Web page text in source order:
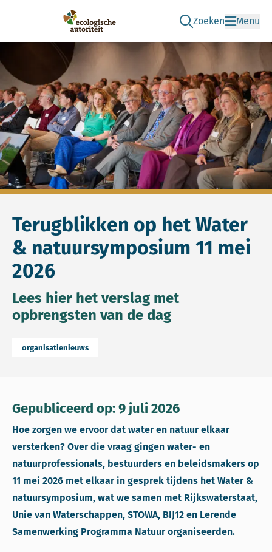
Ecologische Autoriteit
Zoeken
Ga naar de zoek
Menu
Terugblikken op het Water
& natuursymposium 11 mei
2026
Lees hier het verslag met
opbrengsten van de dag
organisatienieuws
Gepubliceerd op: 9 juli 2026
Hoe zorgen we ervoor dat water en natuur elkaar
versterken? Over die vraag gingen water- en
natuurprofessionals, bestuurders en beleidsmakers op
11 mei 2026 met elkaar in gesprek tijdens het Water &
natuursymposium, wat we samen met Rijkswaterstaat,
Unie van Waterschappen, STOWA, BIJ12 en Lerende
Samenwerking Programma Natuur organiseerden.